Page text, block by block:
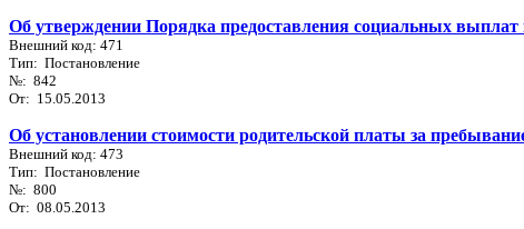
Об утверждении Порядка предоставления социальных
Внешний код: 471
Тип: Постановление
№: 842
От: 15.05.2013
Об установлении стоимости родительской платы за
Внешний код: 473
Тип: Постановление
№: 800
От: 08.05.2013